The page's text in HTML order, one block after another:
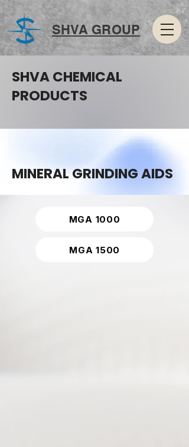
SHVA GROUP
SHVA CHEMICAL
PRODUCTS
MINERAL GRINDING AIDS
MGA 1000
MGA 1500